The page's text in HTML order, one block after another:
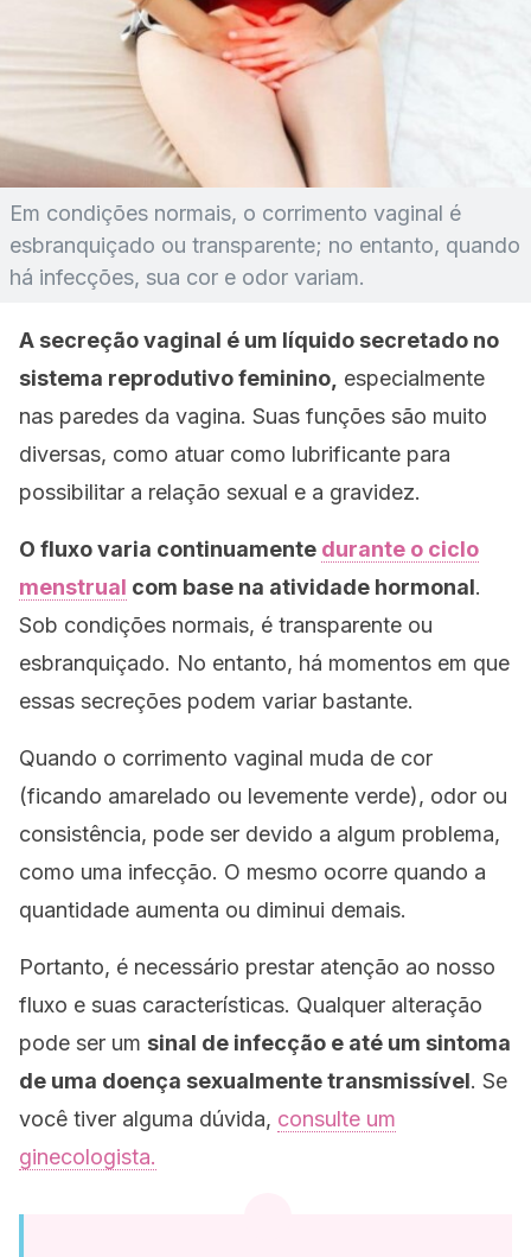
Em condições normais, o corrimento vaginal é
esbranquiçado ou transparente; no entanto, quando
há infecções, sua cor e odor variam.
A secreção vaginal é um líquido secretado no
sistema reprodutivo feminino, especialmente
nas paredes da vagina. Suas funções são muito
diversas, como atuar como lubrificante para
possibilitar a relação sexual e a gravidez.
O fluxo varia continuamente durante o ciclo
menstrual com base na atividade hormonal.
Sob condições normais, é transparente ou
esbranquiçado. No entanto, há momentos em que
essas secreções podem variar bastante.
Quando o corrimento vaginal muda de cor
(ficando amarelado ou levemente verde), odor ou
consistência, pode ser devido a algum problema,
como uma infecção. O mesmo ocorre quando a
quantidade aumenta ou diminui demais.
Portanto, é necessário prestar atenção ao nosso
fluxo e suas características. Qualquer alteração
pode ser um sinal de infecção e até um sintoma
de uma doença sexualmente transmissível. Se
você tiver alguma dúvida, consulte um
ginecologista.